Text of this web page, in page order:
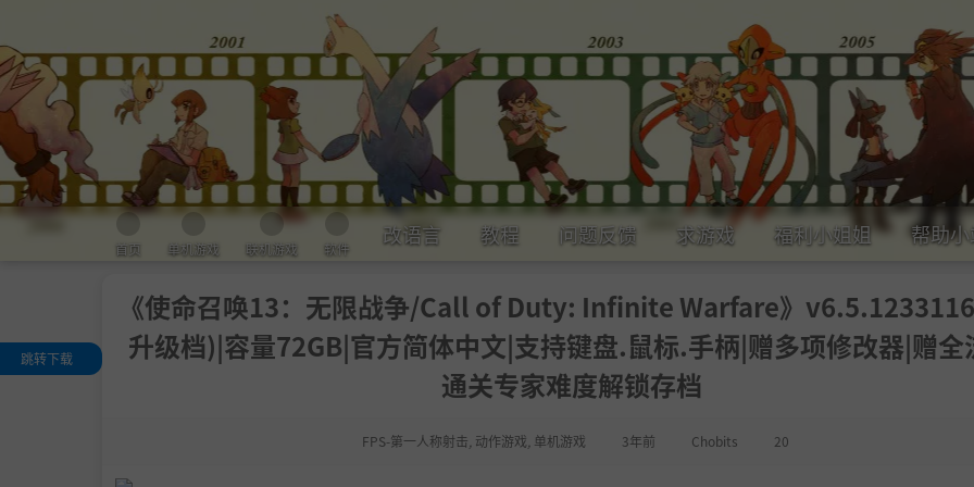
首页 单机游戏 联机游戏 软件
改语言 教程 问题反馈 求游戏 福利小姐姐 帮助小
《使命召唤13：无限战争/Call of Duty: Infinite Warfare》
升级档)|容量72GB|官方简体中文|支持键盘.鼠标.手柄|赠多项修改器|赠全
通关专家难度解锁存档
FPS-第一人称射击 动作游戏 单机游戏 3年前 Chobits 20
跳转下载